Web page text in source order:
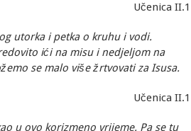
Učenica II.1
utorka i petka o kruhu i vodi.
ići na misu i nedjeljom na
se malo više žrtvovati za Isusa.
Učenica II.1
u ovo korizmeno vrijeme. Pa se tu